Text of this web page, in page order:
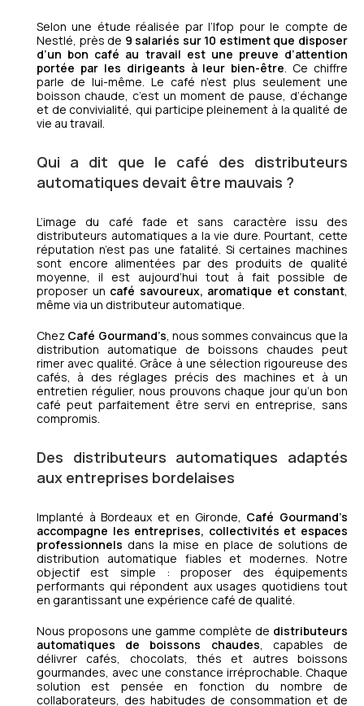
Selon une étude réalisée par l’Ifop pour le compte de
Nestlé, près de 9 salariés sur 10 estiment que disposer
d’un bon café au travail est une preuve d’attention
portée par les dirigeants à leur bien-être . Ce chiffre
parle de lui-même. Le café n’est plus seulement une
boisson chaude, c’est un moment de pause, d’échange
et de convivialité, qui participe pleinement à la qualité de
vie au travail.
Qui a dit que le café des distributeurs
automatiques devait être mauvais ?
L’image du café fade et sans caractère issu des
distributeurs automatiques a la vie dure. Pourtant, cette
réputation n’est pas une fatalité. Si certaines machines
sont encore alimentées par des produits de qualité
moyenne, il est aujourd’hui tout à fait possible de
proposer un café savoureux, aromatique et constant
même via un distributeur automatique.
Chez Café Gourmand’s , nous sommes convaincus que la
distribution automatique de boissons chaudes peut
rimer avec qualité. Grâce à une sélection rigoureuse des
cafés, à des réglages précis des machines et à un
entretien régulier, nous prouvons chaque jour qu’un bon
café peut parfaitement être servi en entreprise, sans
compromis.
Des distributeurs automatiques adaptés
aux entreprises bordelaises
Implanté à Bordeaux et en Gironde, Café Gourmand’s
accompagne les entreprises, collectivités et espaces
professionnels dans la mise en place de solutions de
distribution automatique fiables et modernes. Notre
objectif est simple : proposer des équipements
performants qui répondent aux usages quotidiens tout
en garantissant une expérience café de qualité.
Nous proposons une gamme complète de distributeurs
automatiques de boissons chaudes , capables de
délivrer cafés, chocolats, thés et autres boissons
gourmandes, avec une constance irréprochable. Chaque
solution est pensée en fonction du nombre de
collaborateurs, des habitudes de consommation et de